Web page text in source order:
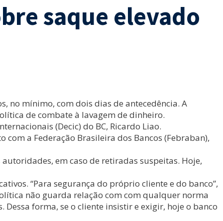
saque elevado
no mínimo, com dois dias de antecedência. A
de combate à lavagem de dinheiro.
(Decic) do BC, Ricardo Liao.
a Federação Brasileira dos Bancos (Febraban),
em caso de retiradas suspeitas. Hoje,
“Para segurança do próprio cliente e do banco”,
não guarda relação com com qualquer norma
forma, se o cliente insistir e exigir, hoje o banco